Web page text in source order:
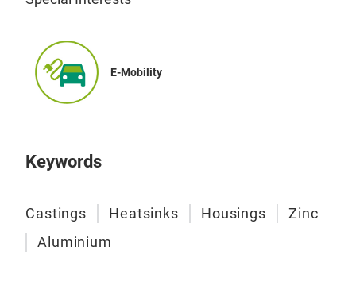
E-Mobility
Keywords
Castings Heatsinks Housings
Zinc
Aluminium